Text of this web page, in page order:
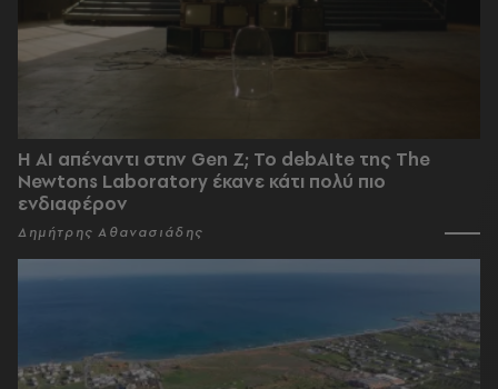
Η AI απέναντι στην Gen Z; Το debAIte της The
Newtons Laboratory έκανε κάτι πολύ πιο
ενδιαφέρον
Δημήτρης Αθανασιάδης